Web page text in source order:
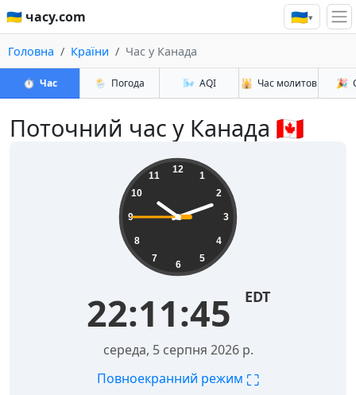
🇺🇦 часу.com 🇺🇦▾
Головна Країни Час у Канада
⏱️ Час 🌦️ Погода 🌬️ AQI 🕌 Час молитов 🎉
Поточний час у Канада 🇨🇦
12
1
2
3
4
5
6
7
8
9
10
11
22:11:46 EDT
середа, 5 серпня 2026 р.
Повноекранний режим ⛶